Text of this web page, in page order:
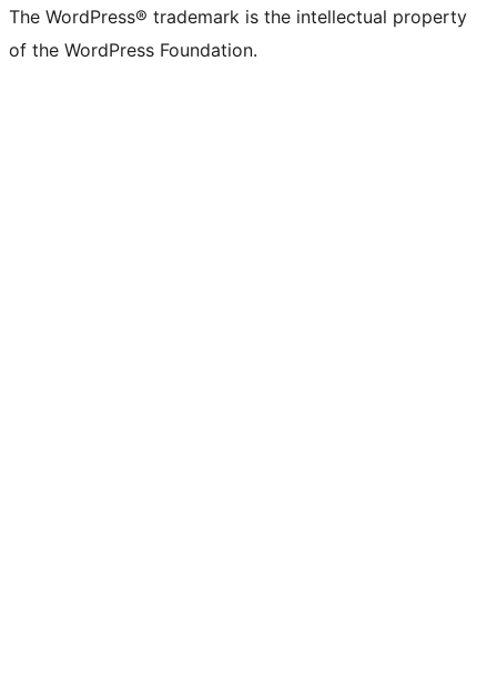
The WordPress® trademark is the intellectual property
of the WordPress Foundation.